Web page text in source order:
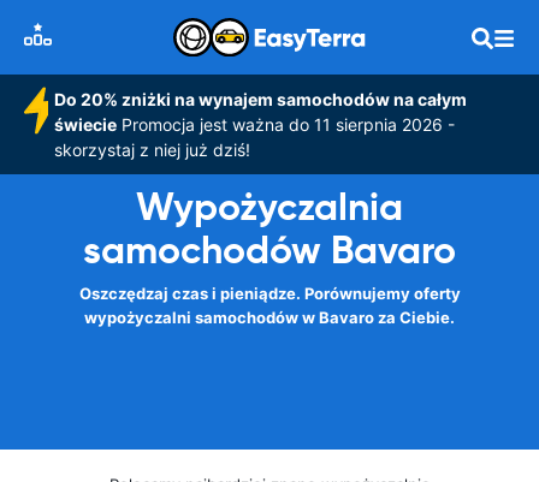
Do 20% zniżki na wynajem samochodów na całym
świeciePromocja jest ważna do 11 sierpnia 2026 -
skorzystaj z niej już dziś!
Wypożyczalnia
samochodów Bavaro
Oszczędzaj czas i pieniądze. Porównujemy oferty
wypożyczalni samochodów w Bavaro za Ciebie.